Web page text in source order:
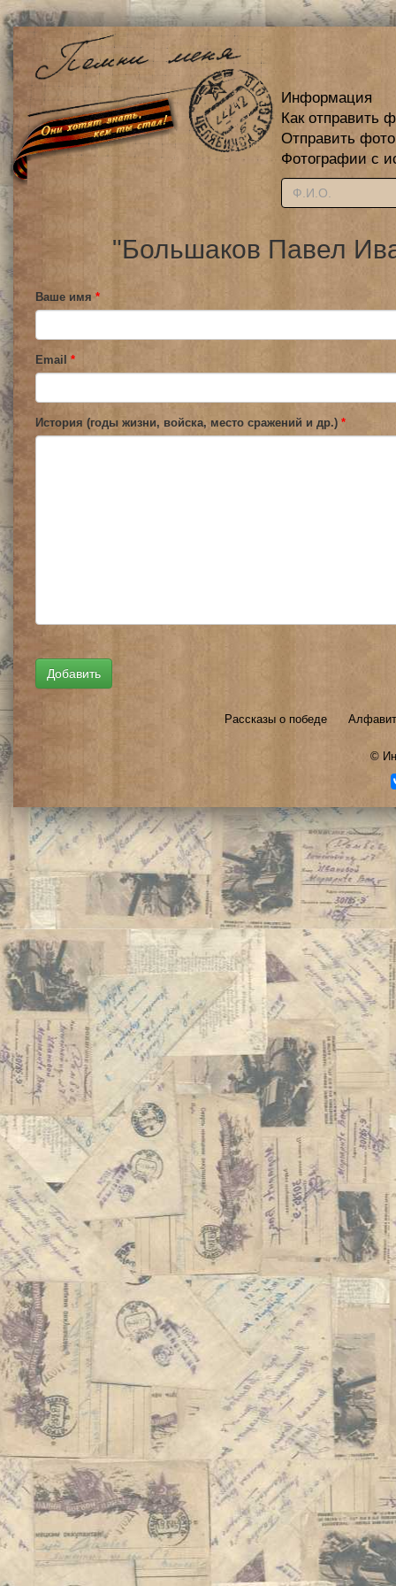
Информация
Как отправить
Отправить
Фотографии с
"Большаков Павел
Ваше имя *
Email *
История (годы жизни, войска, место сражений и др.) *
Рассказы о победе
©